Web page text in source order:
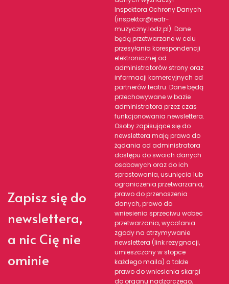
Zapisz się do
newslettera,
a nic Cię nie
ominie
Inspektora Ochrony Danych
(inspektor@teatr-
muzyczny.lodz.pl). Dane
będą przetwarzane w celu
przesyłania korespondencji
elektronicznej od
administratorów strony oraz
informacji komercyjnych od
partnerów teatru. Dane będą
przechowywane w bazie
administratora przez czas
funkcjonowania newslettera.
Osoby zapisujące się do
newslettera mają prawo do
żądania od administratora
dostępu do swoich danych
osobowych oraz do ich
sprostowania, usunięcia lub
ograniczenia przetwarzania,
prawo do przenoszenia
danych, prawo do
wniesienia sprzeciwu wobec
przetwarzania, wycofania
zgody na otrzymywanie
newslettera (link rezygnacji,
umieszczony w stopce
każdego maila) a także
prawo do wniesienia skargi
do organu nadzorczego,